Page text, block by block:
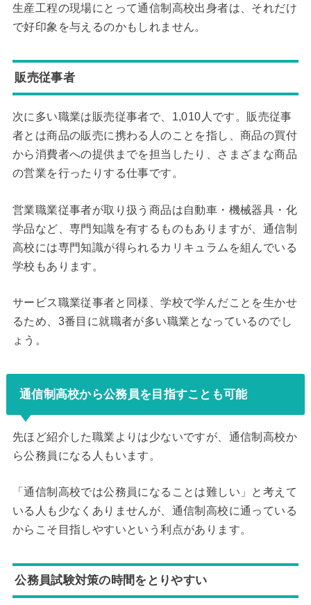
生産工程の現場にとって通信制高校出身者は、それだけ
で好印象を与えるのかもしれません。
販売従事者
次に多い職業は販売従事者で、1,010人です。販売従事
者とは商品の販売に携わる人のことを指し、商品の買付
から消費者への提供までを担当したり、さまざまな商品
の営業を行ったりする仕事です。
営業職業従事者が取り扱う商品は自動車・機械器具・化
学品など、専門知識を有するものもありますが、通信制
高校には専門知識が得られるカリキュラムを組んでいる
学校もあります。
サービス職業従事者と同様、学校で学んだことを生かせ
るため、3番目に就職者が多い職業となっているのでし
ょう。
通信制高校から公務員を目指すことも可能
先ほど紹介した職業よりは少ないですが、通信制高校か
ら公務員になる人もいます。
「通信制高校では公務員になることは難しい」と考えて
いる人も少なくありませんが、通信制高校に通っている
からこそ目指しやすいという利点があります。
公務員試験対策の時間をとりやすい